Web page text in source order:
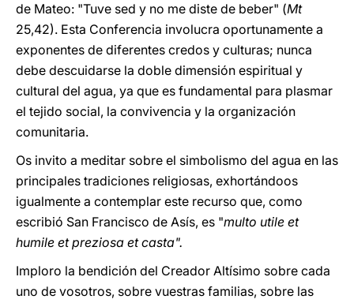
de Mateo: "Tuve sed y no me diste de beber" (Mt
25,42). Esta Conferencia involucra oportunamente a
exponentes de diferentes credos y culturas; nunca
debe descuidarse la doble dimensión espiritual y
cultural del agua, ya que es fundamental para plasmar
el tejido social, la convivencia y la organización
comunitaria.
Os invito a meditar sobre el simbolismo del agua en las
principales tradiciones religiosas, exhortándoos
igualmente a contemplar este recurso que, como
escribió San Francisco de Asís, es "multo utile et
humile et preziosa et casta".
Imploro la bendición del Creador Altísimo sobre cada
uno de vosotros, sobre vuestras familias, sobre las